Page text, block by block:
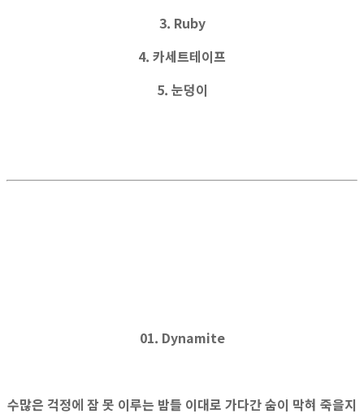
3. Ruby
4. 카세트테이프
5. 눈덩이
01. Dynamite
수많은 걱정에 잠 못 이루는 밤들 이대로 가다간 숨이 막혀 죽을지